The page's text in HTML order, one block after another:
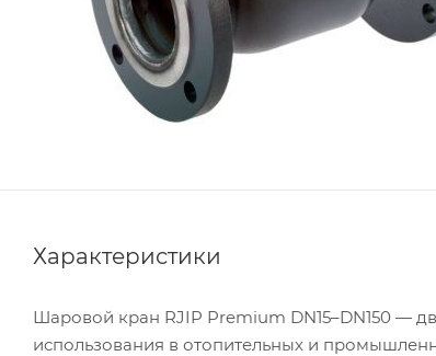
Характеристики
Шаровой кран RJIP Premium DN15–DN150 —
использования в отопительных и